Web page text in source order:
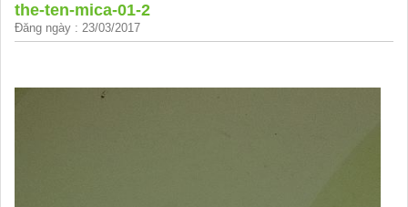
the-ten-mica-01-2
Đăng ngày : 23/03/2017